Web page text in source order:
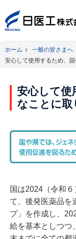
医療関係者の皆さ
日医工について
CSR
採用情報
ホーム 一般の皆さまへ
安心して使用するため、
安心して使
なことに取
国は2024（令和
て、後発医薬品を
プ」を作成し、
給を基本としつつ